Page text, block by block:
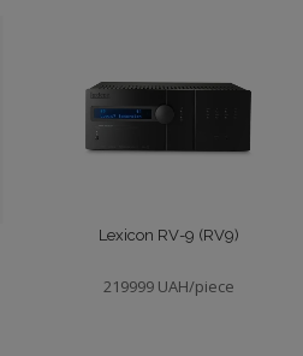
Lexicon RV-9 (RV9)
219999 UAH/piece